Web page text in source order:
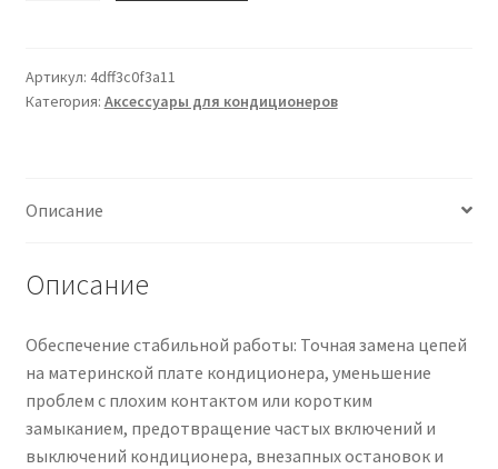
кондиционеров
управления
приемом
совместима
плата
кондиционера,
комплектующие
для
кондиционеров.
Артикул: 4dff3c0f3a11
Категория: Аксессуары для кондиционеров
Описание
Описание
Обеспечение стабильной работы: Точная замена цепей
на материнской плате кондиционера, уменьшение
проблем с плохим контактом или коротким
замыканием, предотвращение частых включений и
выключений кондиционера, внезапных остановок и